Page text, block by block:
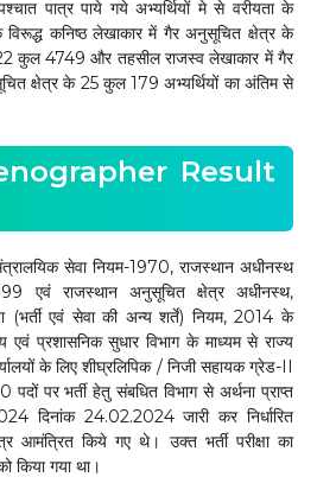
पात्र पाये गये अभ्यर्थियों मे से वरीयता के
विरूद्ध कनिष्ठ लेखाकार में गैर अनुसूचित क्षेत्र के
कुल 4749 और तहसील राजस्व लेखाकार में गैर
क्षेत्र के 25 कुल 179 अभ्यर्थियों का अंतिम से
Result
मंत्रालयिक सेवा नियम-1970, राजस्थान अधीनस्थ
एवं राजस्थान अनुसूचित क्षेत्र अधीनस्थ,
(भर्ती एवं सेवा की अन्य शर्ते) नियम, 2014 के
एवं प्रशासनिक सुधार विभाग के माध्यम से राज्य
के लिए शीघ्रलिपिक / निजी सहायक ग्रेड-II
पर भर्ती हेतु संबधित विभाग से अर्थना प्राप्त
दिनांक 24.02.2024 जारी कर निर्धारित
किये गए थे। उक्त भर्ती परीक्षा का
गया था।